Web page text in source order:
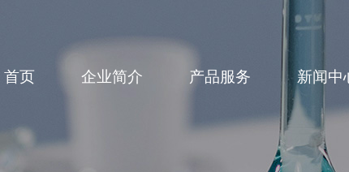
首页 企业简介 产品服务 新闻中